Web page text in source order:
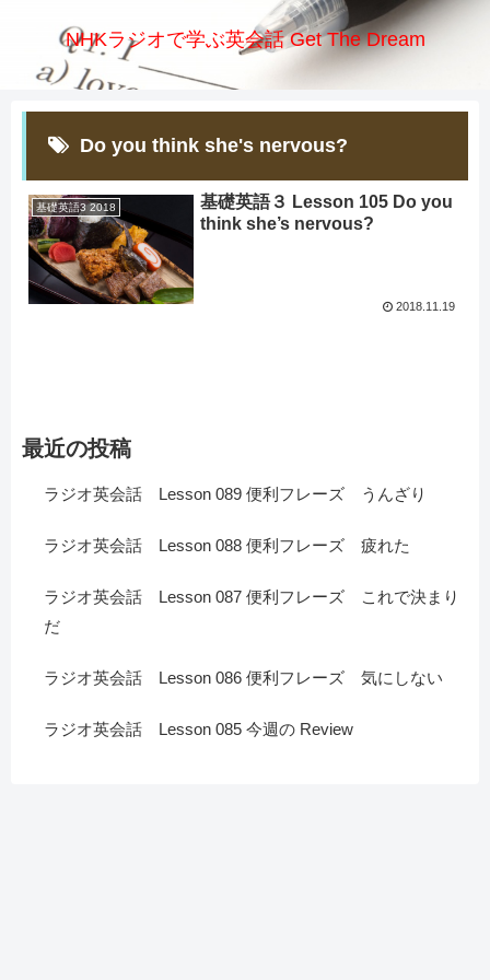
NHKラジオで学ぶ英会話 Get The Dream
Do you think she's nervous?
基礎英語3 2018
基礎英語３ Lesson 105 Do you
think she’s nervous?
2018.11.19
最近の投稿
ラジオ英会話 Lesson 089 便利フレーズ うんざり
ラジオ英会話 Lesson 088 便利フレーズ 疲れた
ラジオ英会話 Lesson 087 便利フレーズ これで決まり
だ
ラジオ英会話 Lesson 086 便利フレーズ 気にしない
ラジオ英会話 Lesson 085 今週の Review